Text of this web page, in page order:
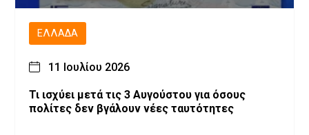
ΕΛΛΆΔΑ
11 Ιουλίου 2026
Τι ισχύει μετά τις 3 Αυγούστου για όσους
πολίτες δεν βγάλουν νέες ταυτότητες